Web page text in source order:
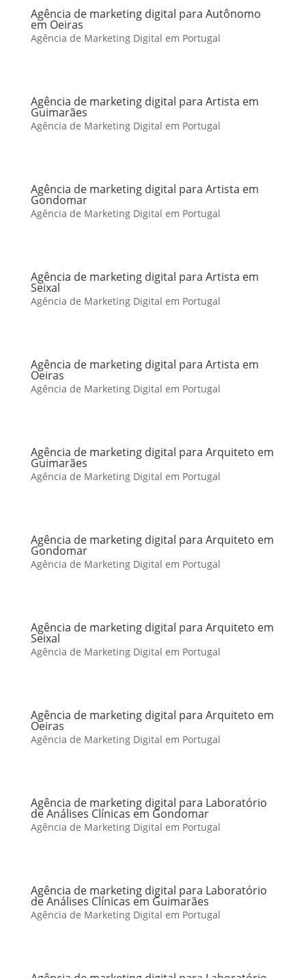
Agência de marketing digital para Autônomo
em Oeiras
Agência de Marketing Digital em Portugal
Agência de marketing digital para Artista em
Guimarães
Agência de Marketing Digital em Portugal
Agência de marketing digital para Artista em
Gondomar
Agência de Marketing Digital em Portugal
Agência de marketing digital para Artista em
Seixal
Agência de Marketing Digital em Portugal
Agência de marketing digital para Artista em
Oeiras
Agência de Marketing Digital em Portugal
Agência de marketing digital para Arquiteto em
Guimarães
Agência de Marketing Digital em Portugal
Agência de marketing digital para Arquiteto em
Gondomar
Agência de Marketing Digital em Portugal
Agência de marketing digital para Arquiteto em
Seixal
Agência de Marketing Digital em Portugal
Agência de marketing digital para Arquiteto em
Oeiras
Agência de Marketing Digital em Portugal
Agência de marketing digital para Laboratório
de Análises Clínicas em Gondomar
Agência de Marketing Digital em Portugal
Agência de marketing digital para Laboratório
de Análises Clínicas em Guimarães
Agência de Marketing Digital em Portugal